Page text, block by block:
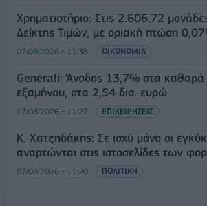
Χρηματιστήριο: Στις 2.606,72
Δείκτης Τιμών, με οριακή πτώση
07/08/2026 - 11:38 ΟΙΚΟΝΟΜΙΑ
Generali: Άνοδος 13,7% στα καθαρά
εξαμήνου, στα 2,54 δισ. ευρώ
07/08/2026 - 11:27 ΕΠΙΧΕΙΡΗΣΕΙΣ
Κ. Χατζηδάκης: Σε ισχύ μόνο οι
αναρτώνται στις ιστοσελίδες των
07/08/2026 - 11:20 ΠΟΛΙΤΙΚΗ